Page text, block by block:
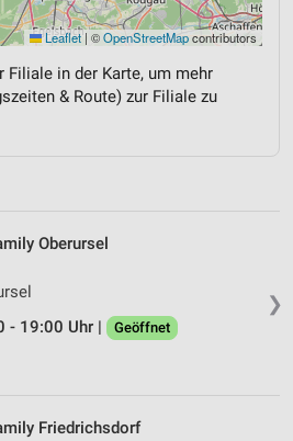
Leaflet | ©OpenStreetMapcontributors
Filiale in der Karte, um mehr
& Route) zur Filiale zu
❯
Oberursel
- 19:00 Uhr |
Geöffnet
Friedrichsdorf